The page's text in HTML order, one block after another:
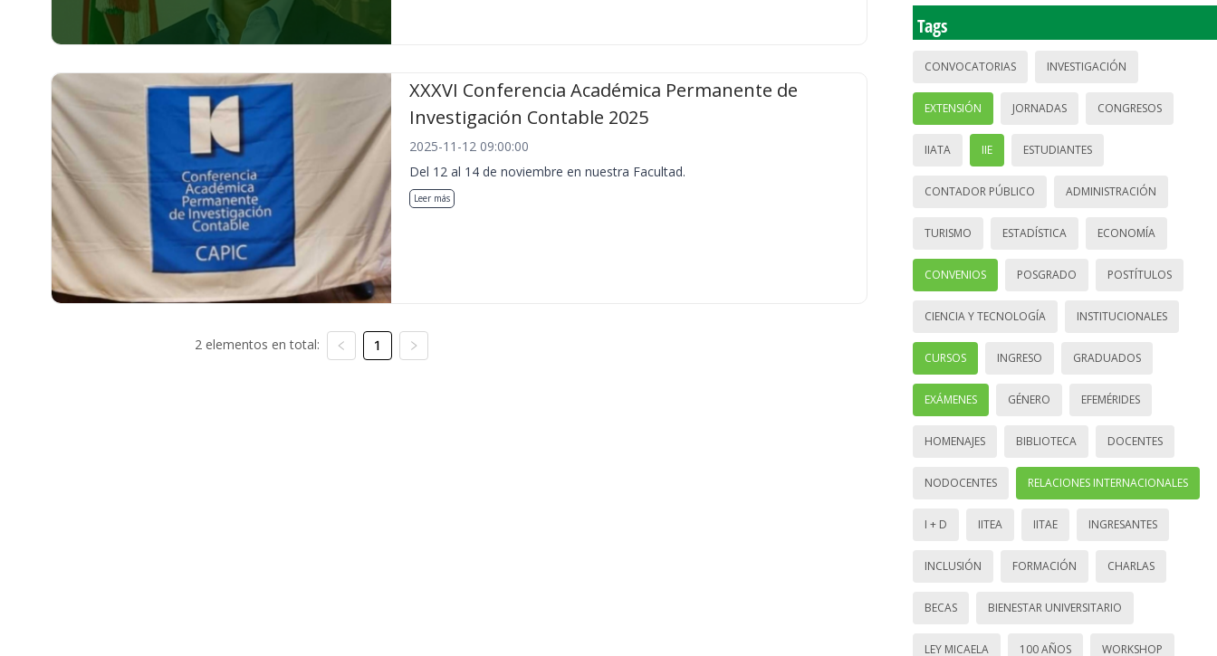
XXXVI Conferencia Académica Permanente de
Investigación Contable 2025
2025-11-12 09:00:00
Del 12 al 14 de noviembre en nuestra Facultad.
Leer más
2 elementos en total: 1
Tags
CONVOCATORIAS INVESTIGACIÓN
EXTENSIÓN JORNADAS CONGRESOS
IIATA IIE ESTUDIANTES
CONTADOR PÚBLICO ADMINISTRACIÓN
TURISMO ESTADÍSTICA ECONOMÍA
CONVENIOS POSGRADO POSTÍTULOS
CIENCIA Y TECNOLOGÍA INSTITUCIONALES
CURSOS INGRESO GRADUADOS
EXÁMENES GÉNERO EFEMÉRIDES
HOMENAJES BIBLIOTECA DOCENTES
NODOCENTES RELACIONES INTERNACIONALES
I + D IITEA IITAE INGRESANTES
INCLUSIÓN FORMACIÓN CHARLAS
BECAS BIENESTAR UNIVERSITARIO
LEY MICAELA 100 AÑOS WORKSHOP